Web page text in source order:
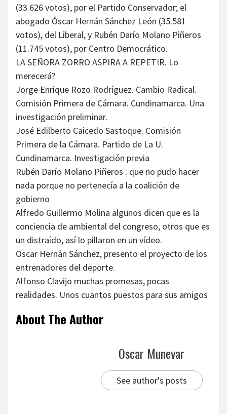
(33.626 votos), por el Partido Conservador; el
abogado Óscar Hernán Sánchez León (35.581
votos), del Liberal, y Rubén Darío Molano Piñeros
(11.745 votos), por Centro Democrático.
LA SEÑORA ZORRO ASPIRA A REPETIR. Lo
merecerá?
Jorge Enrique Rozo Rodríguez. Cambio Radical.
Comisión Primera de Cámara. Cundinamarca. Una
investigación preliminar.
José Edilberto Caicedo Sastoque. Comisión
Primera de la Cámara. Partido de La U.
Cundinamarca. Investigación previa
Rubén Darío Molano Piñeros : que no pudo hacer
nada porque no pertenecía a la coalición de
gobierno
Alfredo Guillermo Molina algunos dicen que es la
conciencia de ambiental del congreso, otros que es
un distraído, así lo pillaron en un vídeo.
Oscar Hernán Sánchez, presento el proyecto de los
entrenadores del deporte.
Alfonso Clavijo muchas promesas, pocas
realidades. Unos cuantos puestos para sus amigos
About The Author
Oscar Munevar
See author's posts